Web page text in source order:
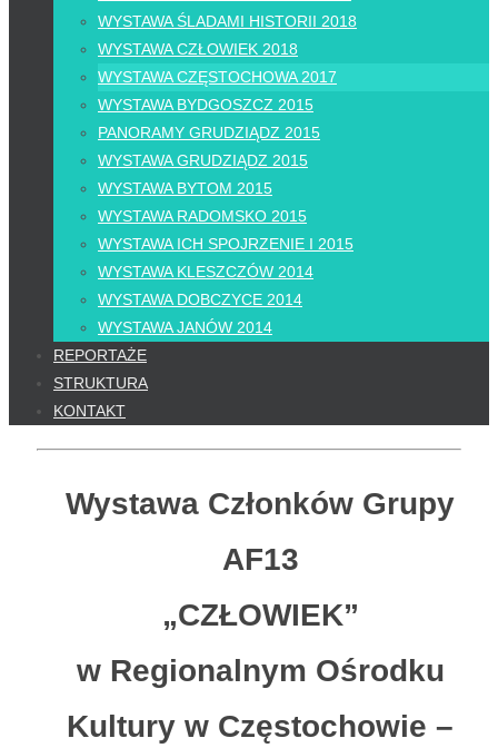
WYSTAWA ŚLADAMI HISTORII 2018
WYSTAWA CZŁOWIEK 2018
WYSTAWA CZĘSTOCHOWA 2017
WYSTAWA BYDGOSZCZ 2015
PANORAMY GRUDZIĄDZ 2015
WYSTAWA GRUDZIĄDZ 2015
WYSTAWA BYTOM 2015
WYSTAWA RADOMSKO 2015
WYSTAWA ICH SPOJRZENIE I 2015
WYSTAWA KLESZCZÓW 2014
WYSTAWA DOBCZYCE 2014
WYSTAWA JANÓW 2014
REPORTAŻE
STRUKTURA
KONTAKT
Wystawa Członków Grupy
AF13
„CZŁOWIEK”
w Regionalnym Ośrodku
Kultury w Częstochowie –